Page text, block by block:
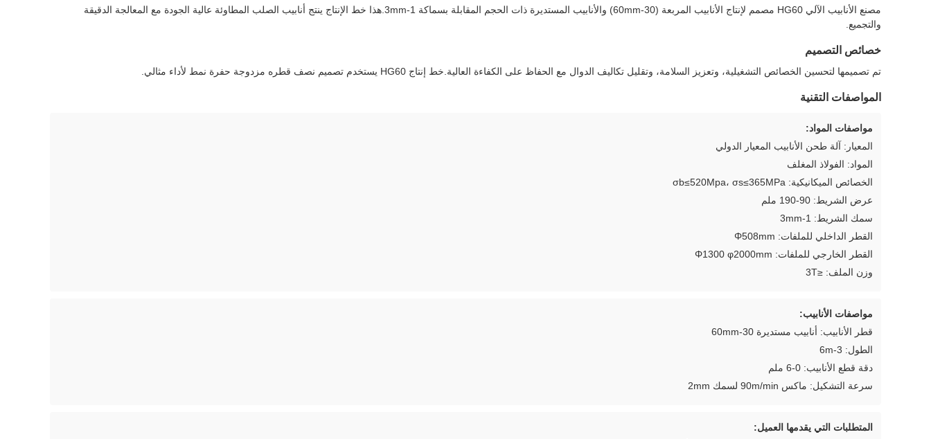
مصنع الأنابيب الآلي HG60 مصمم لإنتاج الأنابيب المربعة (30-60mm) والأنابيب المستديرة ذات الحجم المقابلة بسماكة 1-3mm.هذا خط الإنتاج ينتج أنابيب الصلب المطاوئة عالية الجودة مع المعالجة الدقيقة
والتجميع.
خصائص التصميم
تم تصميمها لتحسين الخصائص التشغيلية، وتعزيز السلامة، وتقليل تكاليف الدوال مع الحفاظ على الكفاءة العالية.خط إنتاج HG60 يستخدم تصميم نصف قطره مزدوجة حفرة نمط لأداء مثالي.
المواصفات التقنية
مواصفات المواد:
المعيار: آلة طحن الأنابيب المعيار الدولي
المواد: الفولاذ المغلف
الخصائص الميكانيكية: σb≤520Mpa، σs≤365MPa
عرض الشريط: 90-190 ملم
سمك الشريط: 1-3mm
القطر الداخلي للملفات: Φ508mm
القطر الخارجي للملفات: Φ1300 φ2000mm
وزن الملف: ≤3T
مواصفات الأنابيب:
قطر الأنابيب: أنابيب مستديرة 30-60mm
الطول: 3-6m
دقة قطع الأنابيب: 0-6 ملم
سرعة التشكيل: ماكس 90m/min لسمك 2mm
المتطلبات التي يقدمها العميل: